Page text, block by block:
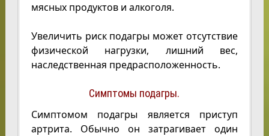
мясных продуктов и алкоголя.
Увеличить риск подагры может отсутствие
физической нагрузки, лишний вес,
наследственная предрасположенность.
Симптомы подагры.
Симптомом подагры является приступ
артрита. Обычно он затрагивает один